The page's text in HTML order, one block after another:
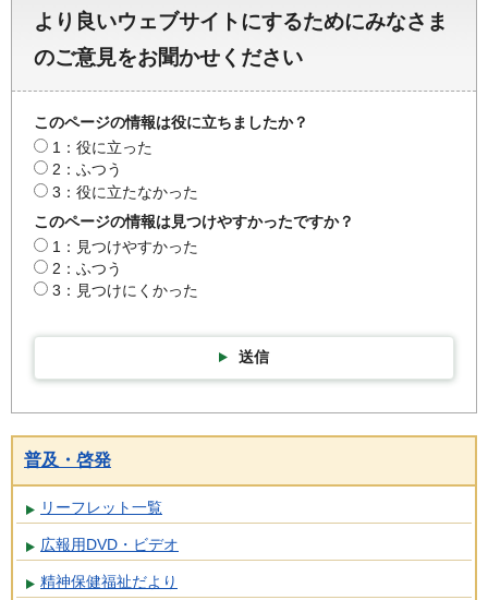
より良いウェブサイトにするためにみなさま
のご意見をお聞かせください
このページの情報は役に立ちましたか？
1：役に立った
2：ふつう
3：役に立たなかった
このページの情報は見つけやすかったですか？
1：見つけやすかった
2：ふつう
3：見つけにくかった
送信
普及・啓発
リーフレット一覧
広報用DVD・ビデオ
精神保健福祉だより